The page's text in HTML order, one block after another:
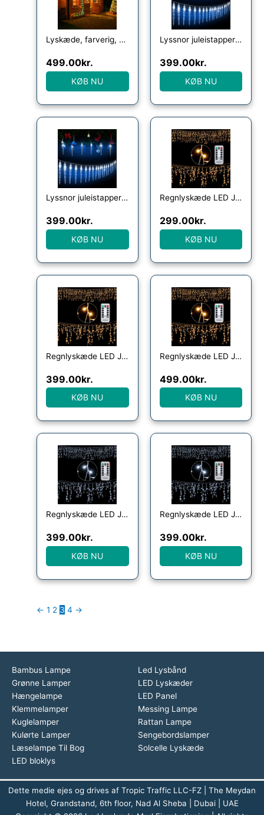
Lyskæde, farverig, 60m, fjernbetjening
499.00kr.
KØB NU
Lyssnor juleistapper 40 lysdioder 10,4m
399.00kr.
KØB NU
Lyssnor juleistapper 80 lysdioder 13m
399.00kr.
KØB NU
Regnlyskæde LED Jul varm hvid 10m
299.00kr.
KØB NU
Regnlyskæde LED Jul varm hvid 15m
399.00kr.
KØB NU
Regnlyskæde LED Jul varm hvid 20m
499.00kr.
KØB NU
Regnlyskæde LED Julekold hvid 15m
399.00kr.
KØB NU
Regnlyskæde LED Julekold hvid 20m
399.00kr.
KØB NU
← 1 2 3 4 →
Bambus Lampe
Grønne Lamper
Hængelampe
Klemmelamper
Kuglelamper
Kulørte Lamper
Læselampe Til Bog
LED bloklys
Led Lysbånd
LED Lyskæder
LED Panel
Messing Lampe
Rattan Lampe
Sengebordslamper
Solcelle Lyskæde
Dette medie ejes og drives af Tropic Traffic LLC-FZ | The Meydan
Hotel, Grandstand, 6th floor, Nad Al Sheba | Dubai | UAE